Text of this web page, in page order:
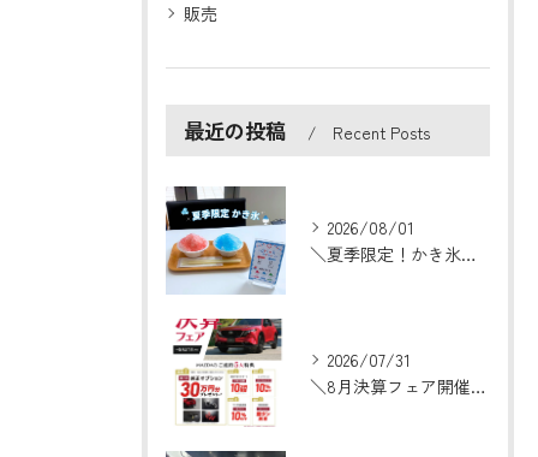
販売
最近の投稿 Recent Posts
2026/08/01
＼夏季限定！かき氷はじめました🍧／
2026/07/31
＼8月決算フェア開催！／